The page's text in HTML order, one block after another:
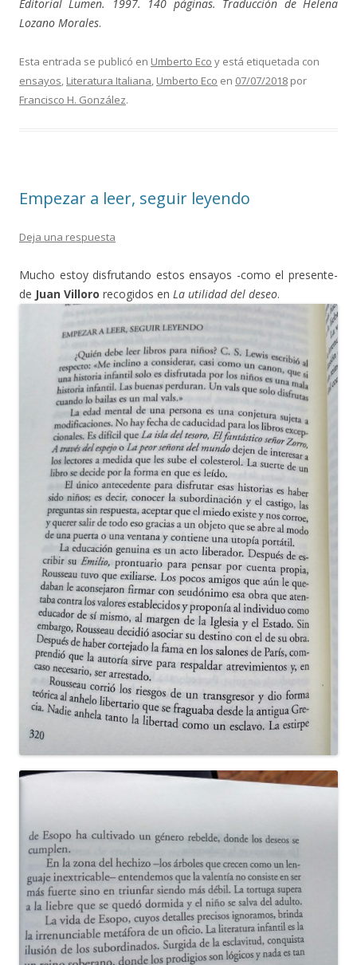
Editorial Lumen. 1997. 140 páginas. Traducción de Helena
Lozano Morales.
Esta entrada se publicó en Umberto Eco y está etiquetada con
ensayos Literatura Italiana Umberto Eco en 07/07/2018 por
Francisco H. González.
Empezar a leer, seguir leyendo
Deja una respuesta
Mucho estoy disfrutando estos ensayos -como el presente-
de Juan Villoro recogidos en La utilidad del deseo.